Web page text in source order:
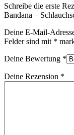
Schreibe die erste
Bandana –
Deine E-Mail-
Felder sind mit *
Deine Bewertung *
Deine Rezension *